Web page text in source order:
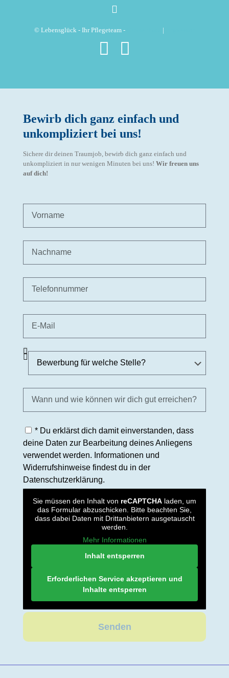
© Lebensglück - Ihr Pflegeteam - |
Bewirb dich ganz einfach und
unkompliziert bei uns!
Sichere dir deinen Traumjob, bewirb dich ganz einfach und
unkompliziert in nur wenigen Minuten bei uns! Wir freuen uns
auf dich!
* Du erklärst dich damit einverstanden, dass
deine Daten zur Bearbeitung deines Anliegens
verwendet werden. Informationen und
Widerrufshinweise findest du in der
Datenschutzerklärung.
Sie müssen den Inhalt von reCAPTCHA laden, um
das Formular abzuschicken. Bitte beachten Sie,
dass dabei Daten mit Drittanbietern ausgetauscht
werden.
Mehr Informationen
Inhalt entsperren
Erforderlichen Service akzeptieren und
Inhalte entsperren
Senden